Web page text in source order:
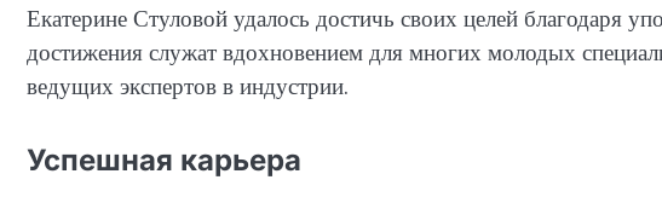
Екатерине Стуловой удалось достичь своих целей благодаря
достижения служат вдохновением для многих молодых
ведущих экспертов в индустрии.
Успешная карьера